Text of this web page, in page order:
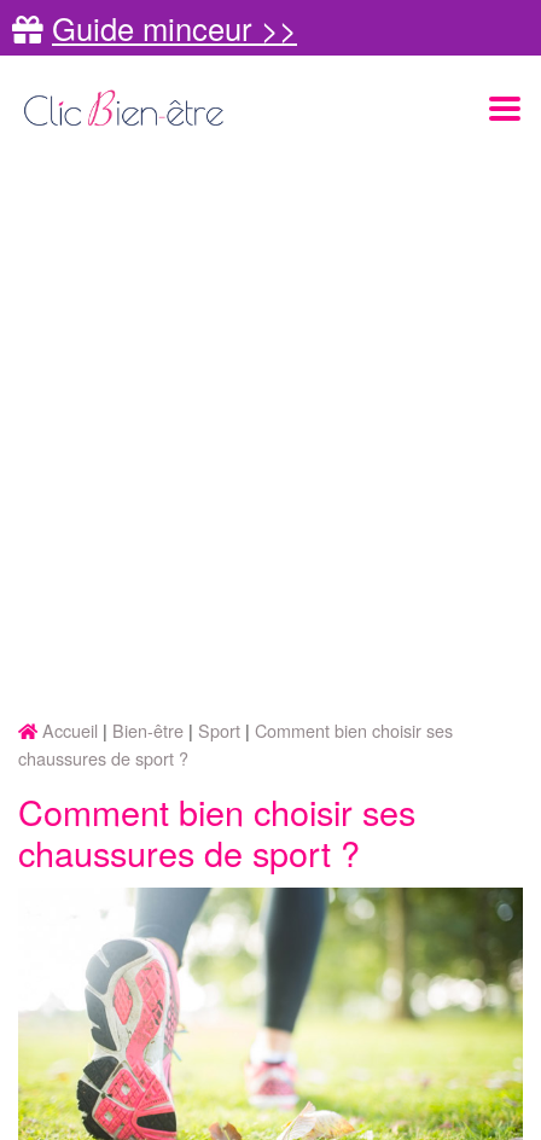
Guide minceur >>
Accueil Bien-être Sport Comment bien choisir ses
chaussures de sport ?
Comment bien choisir ses
chaussures de sport ?